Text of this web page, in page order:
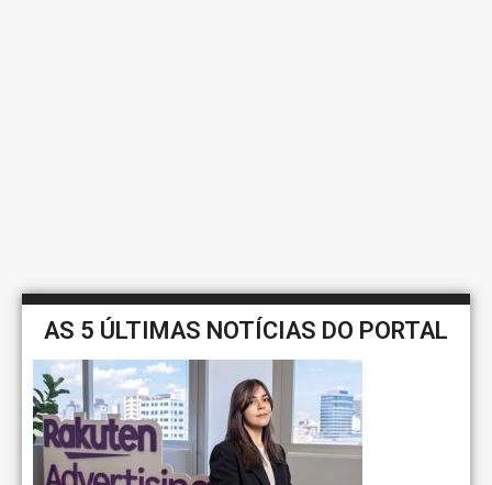
AS 5 ÚLTIMAS NOTÍCIAS DO PORTAL